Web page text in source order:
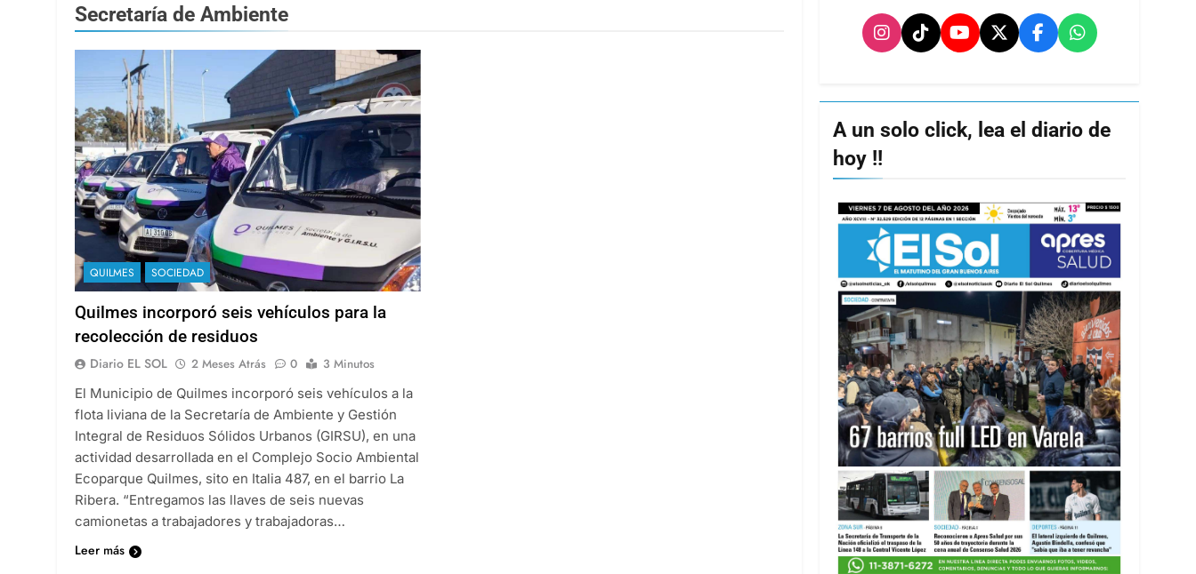
Secretaría de Ambiente
QUILMES SOCIEDAD
Quilmes incorporó seis vehículos para la
recolección de residuos
Diario EL SOL 2 Meses Atrás 0
3 Minutos
El Municipio de Quilmes incorporó seis vehículos a la
flota liviana de la Secretaría de Ambiente y Gestión
Integral de Residuos Sólidos Urbanos (GIRSU), en una
actividad desarrollada en el Complejo Socio Ambiental
Ecoparque Quilmes, sito en Italia 487, en el barrio La
Ribera. “Entregamos las llaves de seis nuevas
camionetas a trabajadores y trabajadoras…
Leer más
A un solo click, lea el diario de
hoy !!